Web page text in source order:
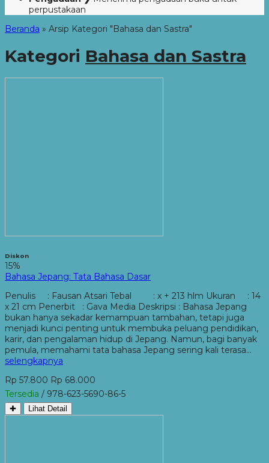
perpustakaan
Beranda » Arsip Kategori "Bahasa dan Sastra"
Kategori Bahasa dan Sastra
Diskon
15%
Bahasa Jepang: Tata Bahasa Dasar
Penulis : Fausan Atsari Tebal : x + 213 hlm Ukuran : 14
x 21 cm Penerbit : Gava Media Deskripsi : Bahasa Jepang
bukan hanya sekadar kemampuan tambahan, tetapi juga
menjadi kunci penting untuk membuka peluang pendidikan,
karir, dan pengalaman hidup di Jepang. Namun, bagi banyak
pemula, memahami tata bahasa Jepang sering kali terasa…
selengkapnya
Rp 57.800 Rp 68.000
Tersedia / 978-623-5690-86-5
✚ Lihat Detail